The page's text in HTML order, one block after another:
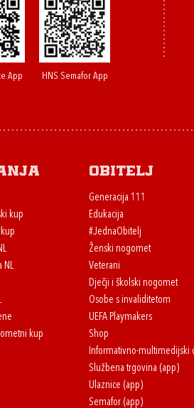
App HNS Semafor App
kup
NL
kup
Obitelj
Generacija 111
Edukacija
#JednaObitelj
Ženski nogomet
Veterani
Dječji i školski nogomet
Osobe s invaliditetom
UEFA Playmakers
Shop
Informativno-multimedijski
Službena trgovina (app)
Ulaznice (app)
Semafor (app)